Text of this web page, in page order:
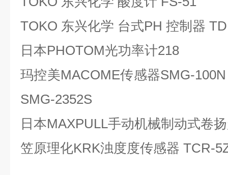
TOKO 东兴化学 台式PH 控制器
日本PHOTOM光功率计218
玛控美MACOME传感器SMG-
SMG-2352S
日本MAXPULL手动机械制动式卷
笠原理化KRK浊度度传感器 TCR-